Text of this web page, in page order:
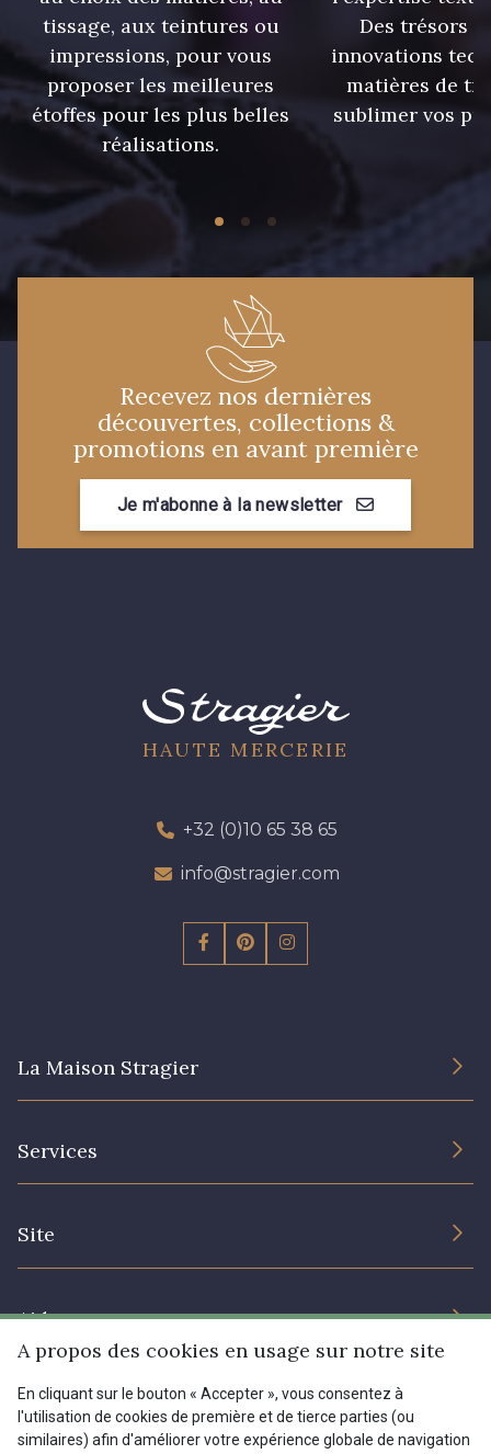
tissage, aux teintures ou
impressions, pour vous
proposer les meilleures
étoffes pour les plus belles
réalisations.
Des trésors
innovations
matières de
sublimer vos
Recevez nos dernières
découvertes, collections &
promotions en avant première
Je m'abonne à la newsletter
HAUTE MERCERIE
+32 (0)10 65 38 65
info@stragier.com
La Maison Stragier
Services
Site
Prix réduits
Aide
Livraison : France, Belgique, International
Retours & réclamations
Menu
A propos des cookies en usage sur notre site
En cliquant sur le bouton « Accepter », vous consentez à
l'utilisation de cookies de première et de tierce parties (ou
similaires) afin d'améliorer votre expérience globale de navigation